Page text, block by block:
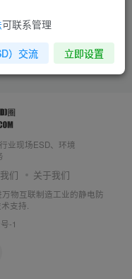
业现场ESD、环境
们 关于我们
物互联制造工业的静电防
支持.
-1
可联系管理
）交流 立即设置